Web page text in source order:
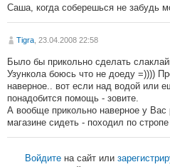
Саша, когда соберешься не забудь
Tigra , 23.04.2008 22:58
Было бы прикольно сделать
Узункола боюсь что не доеду =))))
наверное.. вот если над водой или
понадобится помощь - зовите.
А вообще прикольно наверное у Вас
магазине сидеть - походил по
Войдите на сайт или